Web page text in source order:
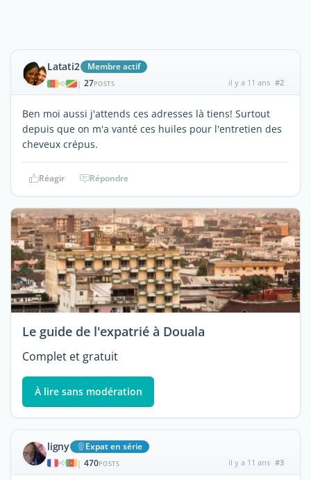
Latati2 Membre actif
| 27POSTS il y a 11 ans #2
Ben moi aussi j'attends ces adresses là tiens! Surtout
depuis que on m'a vanté ces huiles pour l'entretien des
cheveux crépus.
Réagir Répondre
Le guide de l'expatrié à Douala
Complet et gratuit
À lire sans modération
ligny Expat en série
| 470POSTS il y a 11 ans #3